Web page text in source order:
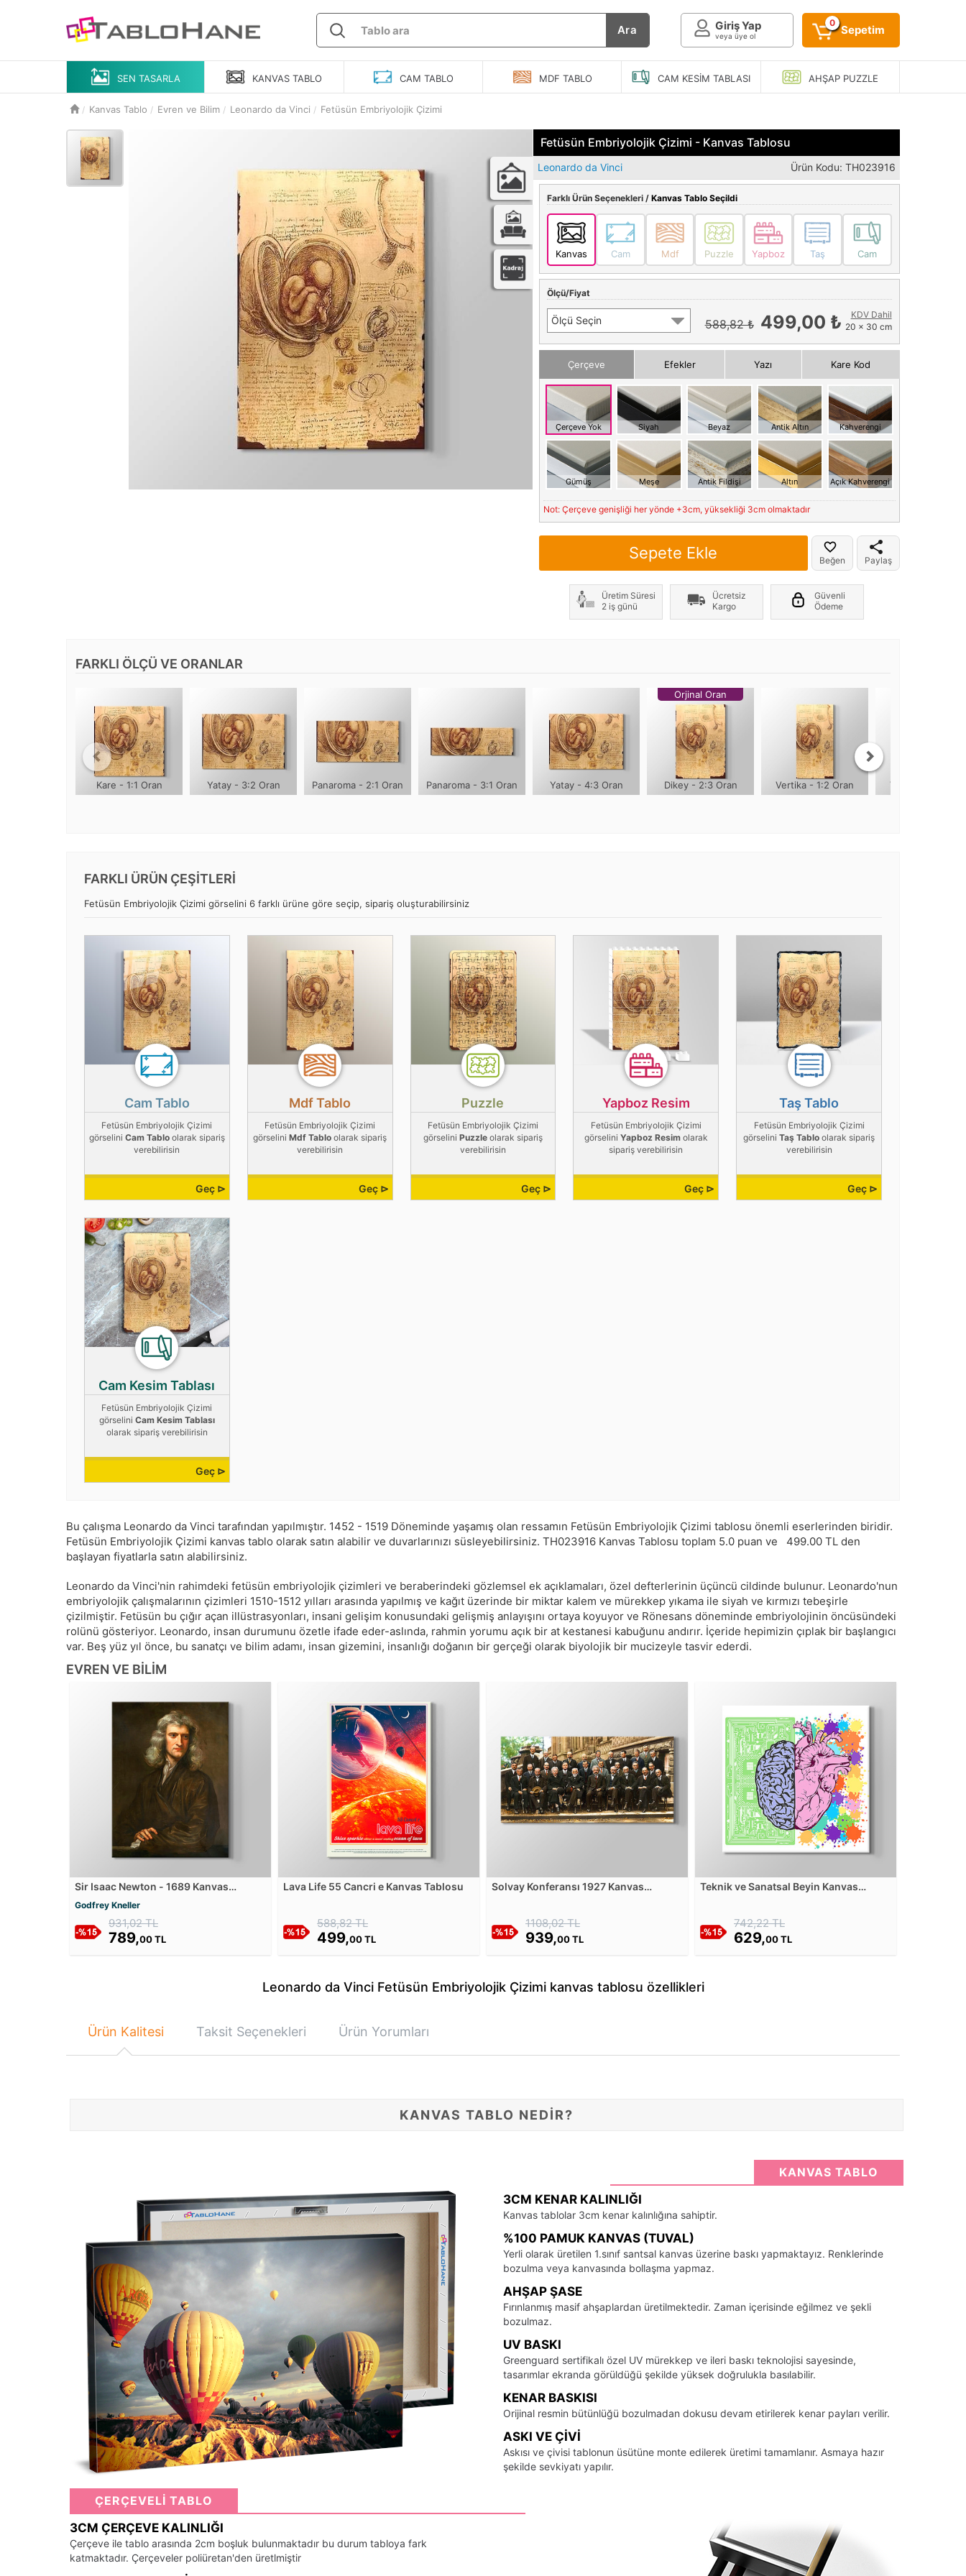
Ara Giriş Yap
veya üye ol
0
Sepetim
SEN TASARLA KANVAS TABLO CAM TABLO MDF TABLO CAM KESIM TABLASI AHŞAPPUZZLE
Kanvas Tablo Evren ve Bilim Leonardo da Vinci Fetüsün Embriyolojik Çizimi
Fetüsün Embriyolojik Çizimi - Kanvas Tablosu
Leonardo da Vinci Ürün Kodu: TH023916
Farklı Ürün Seçenekleri / Kanvas Tablo Seçildi
Kanvas Cam Mdf Puzzle Yapboz Taş Cam
Ölçü/Fiyat
Ölçü Seçin 588,82 ₺ 499,00 ₺
KDV Dahil
20 x 30 cm
Çerçeve Efekler Yazı Kare Kod
Çerçeve Yok Siyah Beyaz Antik Altın Kahverengi
Gümüş Meşe Antik Fildişi Altın Açık Kahverengi
Not: Çerçeve genişliği her yönde +3cm, yüksekliği 3cm olmaktadır
Sepete Ekle Beğen Paylaş
Üretim Süresi
2 iş günü
Ücretsiz
Kargo
Güvenli
Ödeme
FARKLI ÖLÇÜ VE ORANLAR
Kare - 1:1 Oran Yatay - 3:2 Oran Panaroma - 2:1 Oran Panaroma - 3:1 Oran Yatay - 4:3 Oran
Orjinal Oran
Dikey - 2:3 Oran Vertika - 1:2 Oran Vertika - 1:3
FARKLI ÜRÜN ÇEŞİTLERİ
Fetüsün Embriyolojik Çizimi görselini 6 farklı ürüne göre seçip, sipariş oluşturabilirsiniz
Cam Tablo
Fetüsün Embriyolojik Çizimi
görselini Cam Tabloolarak sipariş
verebilirisin
Geç ⊳
Mdf Tablo
Fetüsün Embriyolojik Çizimi
görseliniMdf Tablo olarak sipariş
verebilirisin
Geç ⊳
Puzzle
Fetüsün Embriyolojik Çizimi
görselini Puzzleolarak sipariş
verebilirisin
Geç ⊳
Yapboz Resim
Fetüsün Embriyolojik Çizimi
görselini Yapboz Resimolarak
sipariş verebilirisin
Geç ⊳
Taş Tablo
Fetüsün Embriyolojik Çizimi
görseliniTaş Tablo olarak sipariş
verebilirisin
Geç ⊳
Cam Kesim Tablası
Fetüsün Embriyolojik Çizimi
görselini Cam Kesim Tablası
olarak sipariş verebilirisin
Geç ⊳
Bu çalışma Leonardo da Vinci tarafından yapılmıştır. 1452 - 1519 Döneminde yaşamış olan ressamın Fetüsün Embriyolojik Çizimi tablosu önemli eserlerinden biridir.
Fetüsün Embriyolojik Çizimi kanvas tablo olarak satın alabilir ve duvarlarınızı süsleyebilirsiniz. TH023916 Kanvas Tablosu toplam 5.0 puan ve 499.00 TL den
başlayan fiyatlarla satın alabilirsiniz.
Leonardo da Vinci'nin rahimdeki fetüsün embriyolojik çizimleri ve beraberindeki gözlemsel ek açıklamaları, özel defterlerinin üçüncü cildinde bulunur. Leonardo'nun
embriyolojik çalışmalarının çizimleri 1510-1512 yılları arasında yapılmış ve kağıt üzerinde bir miktar kalem ve mürekkep yıkama ile siyah ve kırmızı tebeşirle
çizilmiştir. Fetüsün bu çığır açan illüstrasyonları, insani gelişim konusundaki gelişmiş anlayışını ortaya koyuyor ve Rönesans döneminde embriyolojinin öncüsündeki
rolünü gösteriyor. Leonardo, insan durumunu özetle ifade eder-aslında, rahmin yorumu açık bir at kestanesi kabuğunu andırır. İçeride hepimizin çıplak bir başlangıcı
var. Beş yüz yıl önce, bu sanatçı ve bilim adamı, insan gizemini, insanlığı doğanın bir gerçeği olarak biyolojik bir mucizeyle tasvir ederdi.
EVREN VE BILIM
Sir Isaac Newton - 1689 Kanvas
Tablosu
Godfrey Kneller
931,02 TL
789,00 TL
Lava Life 55 Cancri e Kanvas Tablosu
588,82 TL
499,00 TL
Solvay Konferansı 1927 Kanvas
1108,02 TL
939,00 TL
Teknik ve Sanatsal Beyin Kanvas
742,22 TL
629,00 TL
Leonardo da Vinci Fetüsün Embriyolojik Çizimi kanvas tablosu özellikleri
Ürün Kalitesi Taksit Seçenekleri Ürün Yorumları
KANVAS TABLO NEDİR?
KANVAS TABLO
3CM KENAR KALINLIĞI
Kanvas tablolar 3cm kenar kalınlığına sahiptir.
%100 PAMUK KANVAS (TUVAL)
Yerli olarak üretilen 1.sınıf santsal kanvas üzerine baskı yapmaktayız. Renklerinde
bozulma veya kanvasında bollaşma yapmaz.
AHŞAP ŞASE
Fırınlanmış masif ahşaplardan üretilmektedir. Zaman içerisinde eğilmez ve şekli
bozulmaz.
UV BASKI
Greenguard sertifikalı özel UV mürekkep ve ileri baskı teknolojisi sayesinde,
tasarımlar ekranda görüldüğü şekilde yüksek doğrulukla basılabilir.
KENAR BASKISI
Orijinal resmin bütünlüğü bozulmadan dokusu devam etirilerek kenar payları verilir.
ASKI VE ÇIVI
Askısı ve çivisi tablonun üsütüne monte edilerek üretimi tamamlanır. Asmaya hazır
şekilde sevkiyatı yapılır.
ÇERÇEVELİ TABLO
3CM ÇERÇEVE KALINLIĞI
Çerçeve ile tablo arasında 2cm boşluk bulunmaktadır bu durum tabloya fark
katmaktadır. Çerçeveler poliüretan'den üretlmiştir